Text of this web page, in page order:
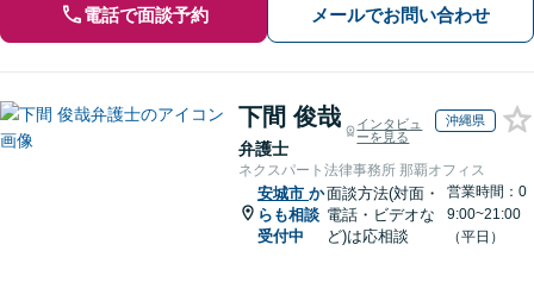
電話で面談予約 メールでお問い合わせ
下間 俊哉
弁護士
インタビュ
ーを見る
沖縄県
ネクスパート法律事務所 那覇オフィス
安城市 か
らも相談
受付中
面談方法(対面・
電話・ビデオな
ど)は応相談
営業時間：0
9:00~21:00
（平日）